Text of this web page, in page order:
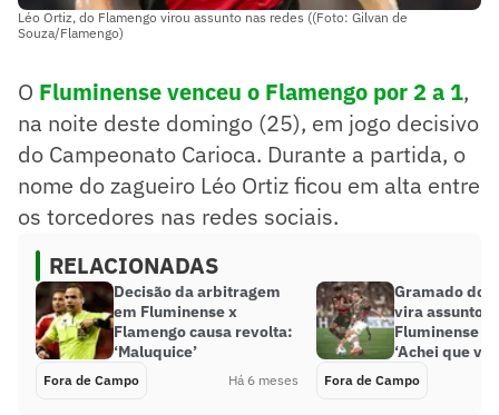
Léo Ortiz, do Flamengo virou assunto nas redes ((Foto: Gilvan de
Souza/Flamengo)
O Fluminense venceu o Flamengo por 2 a 1,
na noite deste domingo (25), em jogo decisivo
do Campeonato Carioca. Durante a partida, o
nome do zagueiro Léo Ortiz ficou em alta entre
os torcedores nas redes sociais.
RELACIONADAS
Decisão da arbitragem
em Fluminense x
Flamengo causa revolta:
‘Maluquice’
Fora de Campo Há 6 meses
Gramado do
vira assunto
Fluminense x
‘Achei que
Fora de Campo